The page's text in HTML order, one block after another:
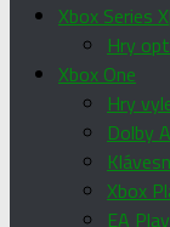
Xbox Series
Hry
Xbox One
Hry
Dolby
Xbox
EA Play